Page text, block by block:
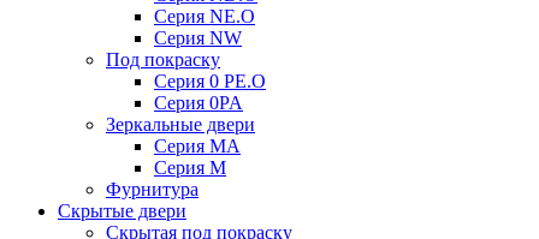
Серия NE.O
Серия NW
Под покраску
Серия 0 PE.O
Серия 0PA
Зеркальные двери
Серия MA
Серия M
Фурнитура
Скрытые двери
Скрытая под покраску